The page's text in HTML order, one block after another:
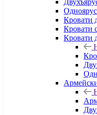
Кровати
Кровати
Кровати